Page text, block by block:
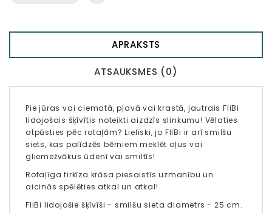
APRAKSTS
ATSAUKSMES (0)
Pie jūras vai ciematā, pļavā vai krastā, jautrais FliBi
lidojošais šķīvītis noteikti aizdzīs slinkumu! Vēlaties
atpūsties pēc rotaļām? Lieliski, jo FliBi ir arī smilšu
siets, kas palīdzēs bērniem meklēt oļus vai
gliemežvākus ūdenī vai smiltīs!
Rotaļīga tirkīza krāsa piesaistīs uzmanību un
aicinās spēlēties atkal un atkal!
FliBi lidojošie šķīvīši - smilšu sieta diametrs - 25 cm.